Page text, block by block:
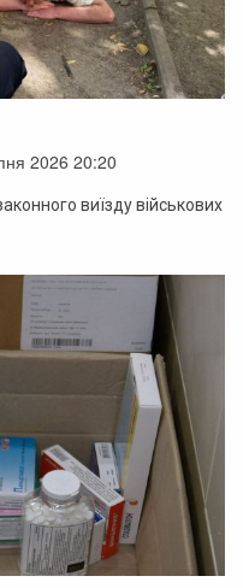
2026 20:20
виїзду військових